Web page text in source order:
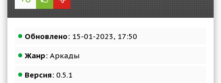
Обновлено: 15-01-2023, 17:50
Жанр: Аркады
Версия: 0.5.1